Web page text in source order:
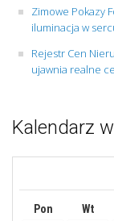
Zimowe Pokazy
iluminacja w
Rejestr Cen
ujawnia realne
Kalendarz
Pon Wt